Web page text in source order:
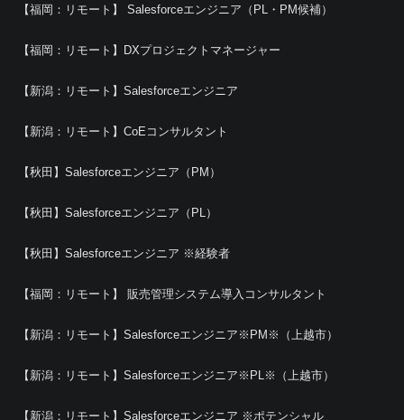
【福岡：リモート】 Salesforceエンジニア（PL・PM候補）
【福岡：リモート】DXプロジェクトマネージャー
【新潟：リモート】Salesforceエンジニア
【新潟：リモート】CoEコンサルタント
【秋田】Salesforceエンジニア（PM）
【秋田】Salesforceエンジニア（PL）
【秋田】Salesforceエンジニア ※経験者
【福岡：リモート】 販売管理システム導入コンサルタント
【新潟：リモート】Salesforceエンジニア※PM※（上越市）
【新潟：リモート】Salesforceエンジニア※PL※（上越市）
【新潟：リモート】Salesforceエンジニア ※ポテンシャル